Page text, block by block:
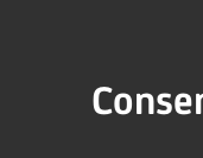
Maximall Pompeii